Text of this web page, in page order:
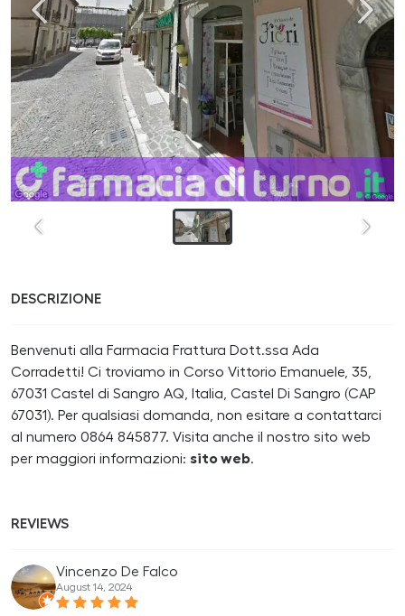
DESCRIZIONE
Benvenuti alla Farmacia Frattura Dott.ssa Ada
Corradetti! Ci troviamo in Corso Vittorio Emanuele, 35,
67031 Castel di Sangro AQ, Italia, Castel Di Sangro (CAP
67031). Per qualsiasi domanda, non esitare a contattarci
al numero 0864 845877. Visita anche il nostro sito web
per maggiori informazioni: sito web.
REVIEWS
Vincenzo De Falco
August 14, 2024